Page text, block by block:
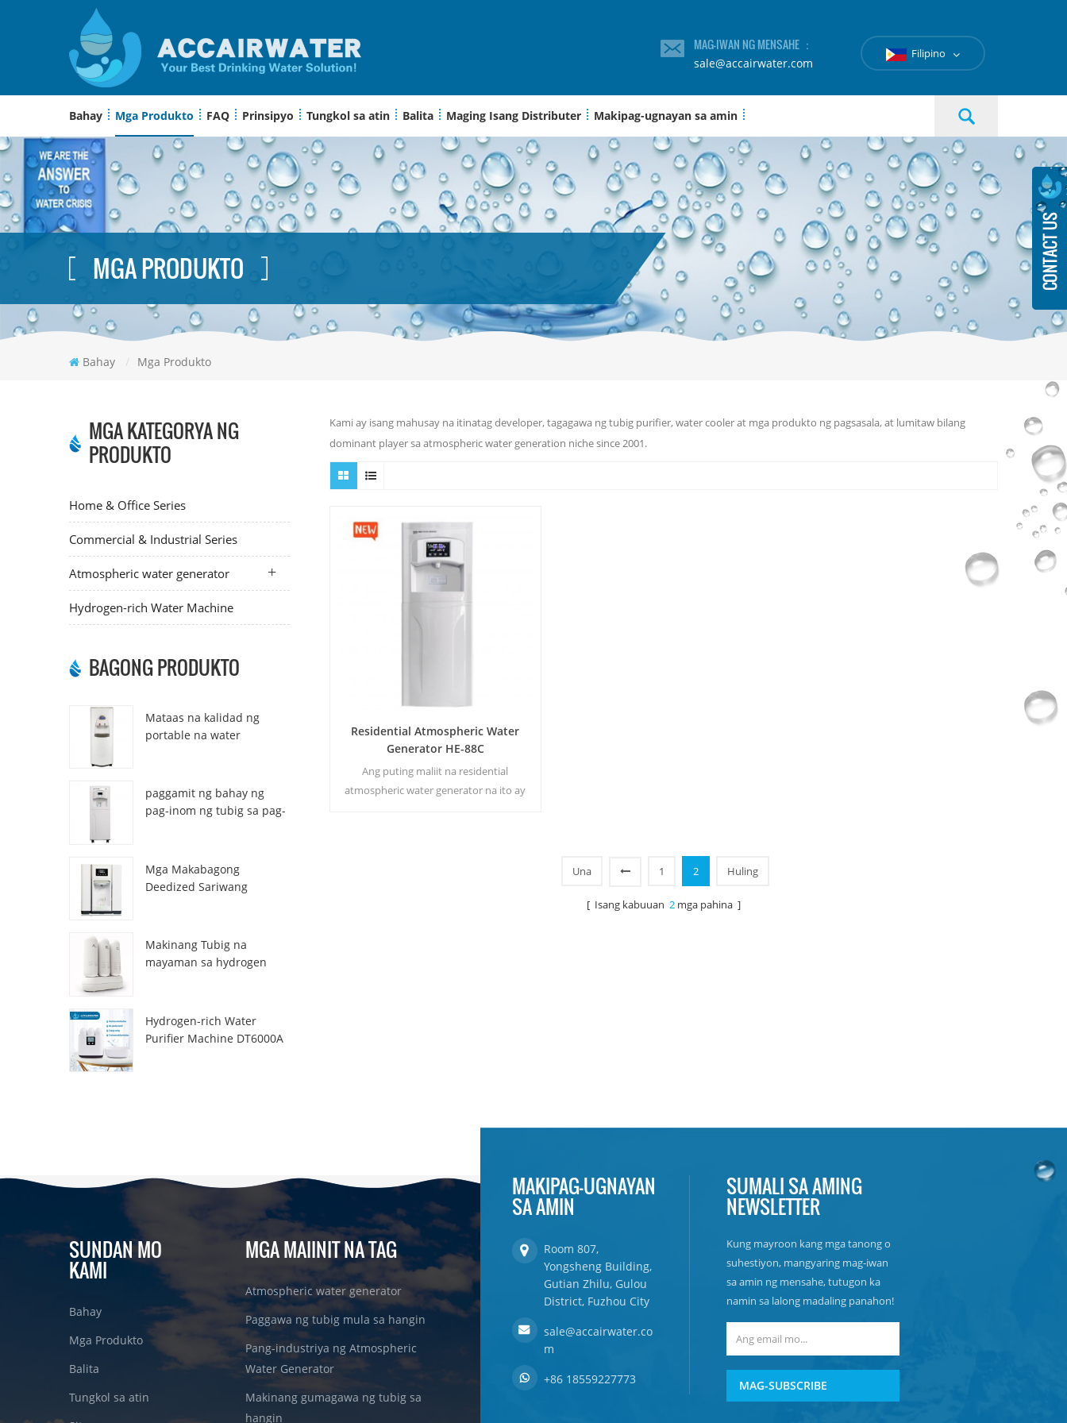
MAG-IWAN NG MENSAHE ：
sale@accairwater.com
Filipino
Bahay Mga Produkto FAQ Prinsipyo Tungkol sa atin Balita Maging Isang Distributer Makipag-ugnayan sa amin
MGA PRODUKTO
Bahay / Mga Produkto
MGA KATEGORYA NG
PRODUKTO
Home & Office Series
Commercial & Industrial Series
Atmospheric water generator
Hydrogen-rich Water Machine
BAGONG PRODUKTO
Mataas na kalidad ng
portable na water
paggamit ng bahay ng
pag-inom ng tubig sa pag-
Mga Makabagong
Deedized Sariwang
ZL9510W
Makinang Tubig na
mayaman sa hydrogen
Hydrogen-rich Water
Purifier Machine DT6000A
Kami ay isang mahusay na itinatag developer, tagagawa ng tubig purifier, water cooler at mga produkto ng pagsasala, at lumitaw bilang
dominant player sa atmospheric water generation niche since 2001.
Residential Atmospheric Water
Generator HE-88C
Ang puting maliit na residential
atmospheric water generator na ito ay
Una
1 2 Huling
[ Isang kabuuan 2mga pahina ]
SUNDAN MO
KAMI
Bahay
Mga Produkto
Balita
Tungkol sa atin
MGA MAIINIT NA TAG
Atmospheric water generator
Paggawa ng tubig mula sa hangin
Pang-industriya ng Atmospheric
Water Generator
Makinang gumagawa ng tubig sa
hangin
MAKIPAG-UGNAYAN
SA AMIN
Room 807,
Yongsheng Building,
Gutian Zhilu, Gulou
District, Fuzhou City
sale@accairwater.co
m
+86 18559227773
SUMALI SA AMING
NEWSLETTER
Kung mayroon kang mga tanong o
suhestiyon, mangyaring mag-iwan
sa amin ng mensahe, tutugon ka
namin sa lalong madaling panahon!
MAG-SUBSCRIBE